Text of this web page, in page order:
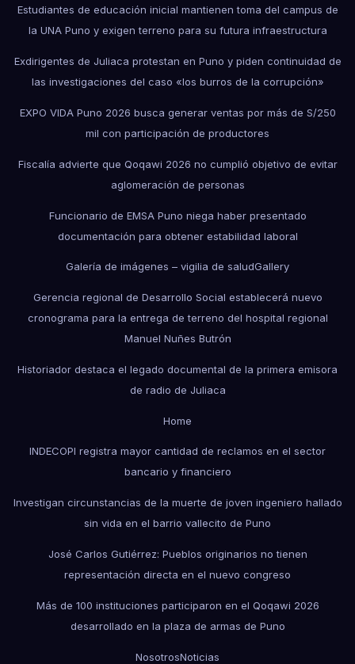
Estudiantes de educación inicial mantienen toma del campus de
la UNA Puno y exigen terreno para su futura infraestructura
Exdirigentes de Juliaca protestan en Puno y piden continuidad de
las investigaciones del caso «los burros de la corrupción»
EXPO VIDA Puno 2026 busca generar ventas por más de S/250
mil con participación de productores
Fiscalía advierte que Qoqawi 2026 no cumplió objetivo de evitar
aglomeración de personas
Funcionario de EMSA Puno niega haber presentado
documentación para obtener estabilidad laboral
Galería de imágenes – vigilia de saludGallery
Gerencia regional de Desarrollo Social establecerá nuevo
cronograma para la entrega de terreno del hospital regional
Manuel Nuñes Butrón
Historiador destaca el legado documental de la primera emisora
de radio de Juliaca
Home
INDECOPI registra mayor cantidad de reclamos en el sector
bancario y financiero
Investigan circunstancias de la muerte de joven ingeniero hallado
sin vida en el barrio vallecito de Puno
José Carlos Gutiérrez: Pueblos originarios no tienen
representación directa en el nuevo congreso
Más de 100 instituciones participaron en el Qoqawi 2026
desarrollado en la plaza de armas de Puno
NosotrosNoticias